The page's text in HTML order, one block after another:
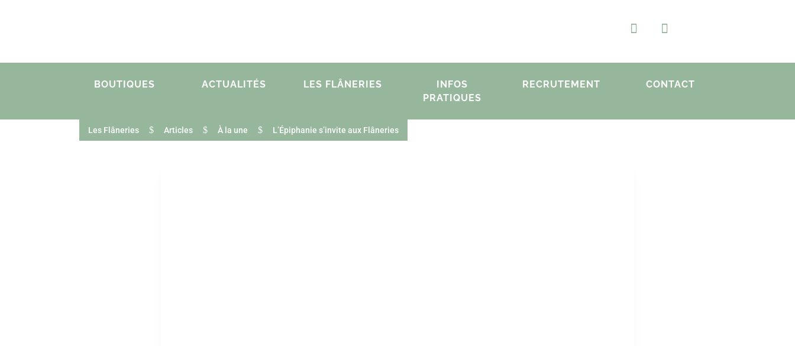
BOUTIQUES ACTUALITÉS LES FLÂNERIES
INFOS
PRATIQUES
RECRUTEMENT CONTACT
Les Flâneries $ Articles $ À la une $ L’Épiphanie s’invite aux Flâneries